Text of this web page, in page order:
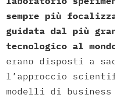
sempre più
guidata dal più
tecnologico al
erano disposti a
l’approccio
modelli di business